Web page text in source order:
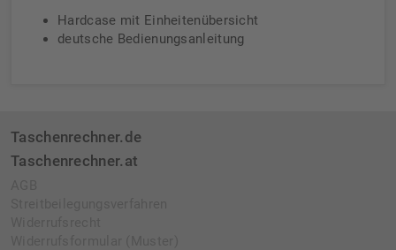
Hardcase mit Einheitenübersicht
deutsche Bedienungsanleitung
Taschenrechner.de
Taschenrechner.at